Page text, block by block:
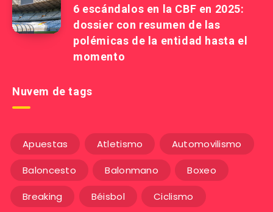
6 escándalos en la CBF en 2025:
dossier con resumen de las
polémicas de la entidad hasta el
momento
Nuvem de tags
Apuestas Atletismo Automovilismo
Baloncesto Balonmano Boxeo
Breaking Béisbol Ciclismo